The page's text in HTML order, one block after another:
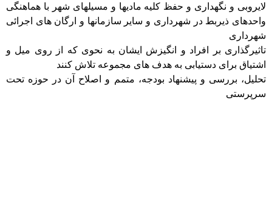
لایروبی و نگهداری و حفظ کلیه مادیها و مسیلهای شهر با هماهنگی
واحدهای ذیربط در شهرداری و سایر سازمانها و ارگان های اجرائی
شهرداری
تاثیرگذاری بر افراد و انگیزش ایشان به نحوی که از روی میل و
اشتیاق برای دستیابی به هدف های مجموعه تلاش کنند
تحلیل، بررسی و پیشنهاد بودجه، متمم و اصلاح آن در حوزه تحت
سرپرستی